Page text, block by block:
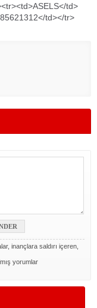
td>
td></tr>
inançlara saldırı içeren,
yorumlar